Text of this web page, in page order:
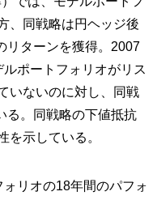
、同戦略は円ヘッジ後
リターンを獲得。2007
ポートフォリオがリス
いないのに対し、同戦
る。同戦略の下値抵抗
を示している。
リオの18年間のパフォ